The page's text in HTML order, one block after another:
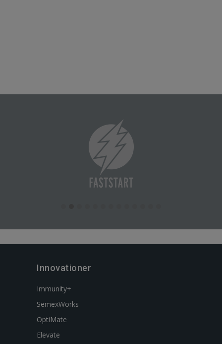
Innovationer
Immunity+
SemexWorks
OptiMate
Elevate